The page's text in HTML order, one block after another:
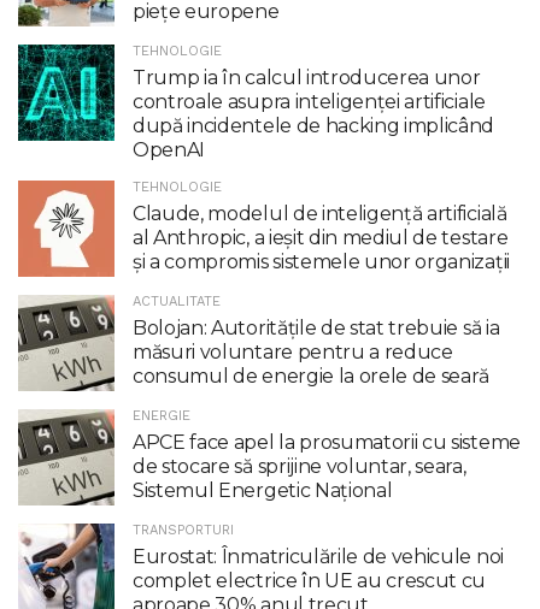
piețe europene
TEHNOLOGIE
Trump ia în calcul introducerea unor
controale asupra inteligenţei artificiale
după incidentele de hacking implicând
OpenAI
TEHNOLOGIE
Claude, modelul de inteligenţă artificială
al Anthropic, a ieşit din mediul de testare
şi a compromis sistemele unor organizaţii
ACTUALITATE
Bolojan: Autoritățile de stat trebuie să ia
măsuri voluntare pentru a reduce
consumul de energie la orele de seară
ENERGIE
APCE face apel la prosumatorii cu sisteme
de stocare să sprijine voluntar, seara,
Sistemul Energetic Național
TRANSPORTURI
Eurostat: Înmatriculările de vehicule noi
complet electrice în UE au crescut cu